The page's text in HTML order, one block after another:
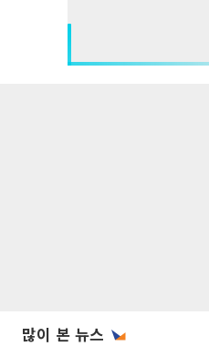
많이 본 뉴스